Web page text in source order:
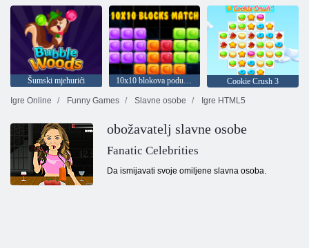
Šumski mjehurići 10x10 blokova podudaranja
Cookie Crush 3
Igre Online
Funny Games Slavne osobe Igre HTML5
obožavatelj slavne osobe
Fanatic Celebrities
Da ismijavati svoje omiljene slavna osoba.